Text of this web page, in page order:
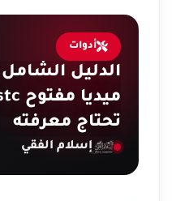
أدوات
الدليل
تحتاج معرفته
إسلام الفقي